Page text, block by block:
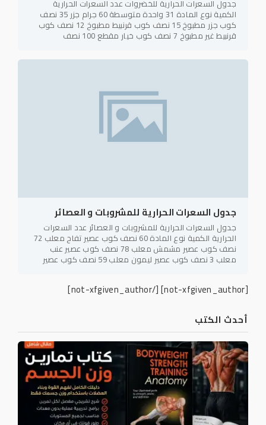
أحدث الكتب
جدول السعرات الحرارية للخضروات عدد السعرات الحرارية
الكمية نوع المادة 31 واحدة متوسطة 60 جرام جزر 35 نصف
كوب جزر مطبوخ 15 نصف كوب قرنبيط مطبوخ 12 نصف كوب
قرنبيط غير مطبوخ 7 نصف كوب خيار مقطع 100 نصف
جدول السعرات الحرارية للمشروبات و العصائر
جدول السعرات الحرارية للمشروبات و العصائر عدد السعرات
الحرارية الكمية نوع المادة 60 نصف كوب عصير تفاح معلب 72
نصف كوب عصير مشمش معلب 78 نصف كوب عصير عنب
معلب 3 نصف كوب عصير ليمون معلب 59 نصف كوب عصير
[not-xfgiven_author]
[/not-xfgiven_author]